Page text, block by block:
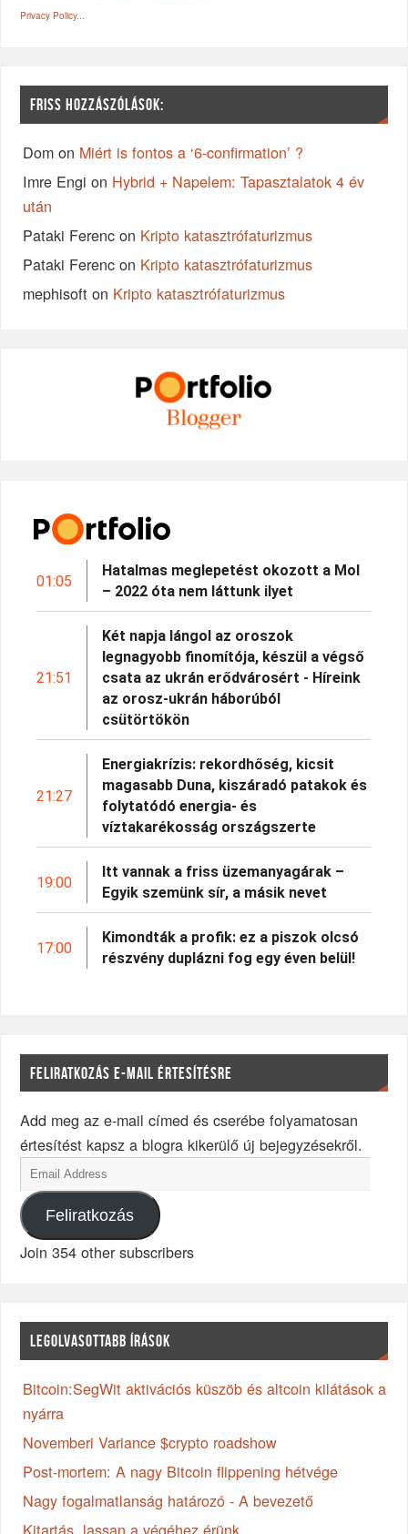
Privacy Policy...
FRISS HOZZÁSZÓLÁSOK:
Dom on Miért is fontos a ‘6-confirmation’ ?
Imre Engi on Hybrid + Napelem: Tapasztalatok 4 év
után
Pataki Ferenc on Kripto katasztrófaturizmus
Pataki Ferenc on Kripto katasztrófaturizmus
mephisoft on Kripto katasztrófaturizmus
01:05
Hatalmas meglepetést okozott a Mol
– 2022 óta nem láttunk ilyet
21:51
Két napja lángol az oroszok
legnagyobb finomítója, készül a végső
csata az ukrán erődvárosért - Híreink
az orosz-ukrán háborúból
csütörtökön
21:27
Energiakrízis: rekordhőség, kicsit
magasabb Duna, kiszáradó patakok és
folytatódó energia- és
víztakarékosság országszerte
19:00
Itt vannak a friss üzemanyagárak –
Egyik szemünk sír, a másik nevet
17:00
Kimondták a profik: ez a piszok olcsó
részvény duplázni fog egy éven belül!
FELIRATKOZÁS E-MAIL ÉRTESÍTÉSRE
Add meg az e-mail címed és cserébe folyamatosan
értesítést kapsz a blogra kikerülő új bejegyzésekről.
Feliratkozás
Join 354 other subscribers
LEGOLVASOTTABB ÍRÁSOK
Bitcoin:SegWit aktivációs küszöb és altcoin kilátások a
nyárra
Novemberi Variance $crypto roadshow
Post-mortem: A nagy Bitcoin flippening hétvége
Nagy fogalmatlanság határozó - A bevezető
Kitartás, lassan a végéhez érünk...